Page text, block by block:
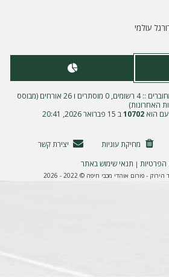
עולמי
משתמשים מחוברים :: 4 רשומים, 0 מוסתרים ו 26 אורחים (מבוסס
הוא10702ב 15 פברואר 2026, 20:41
מחיקת עוגיות
יצירת קשר
הפרטיות | תנאי שימוש באתר
- פורום אוהדי מכבי חיפה © 2022 - 2026